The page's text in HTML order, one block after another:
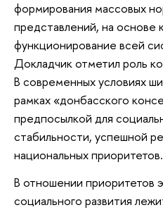
формирования массовых
представлений, на основе
функционирование всей
Докладчик отметил роль
В современных условиях
рамках «донбасского
предпосылкой для
стабильности, успешной
национальных приоритетов.
В отношении приоритетов
социального развития